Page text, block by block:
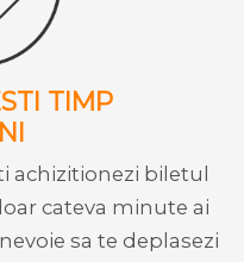
TIMP
achizitionezi biletul
cateva minute ai
sa te deplasezi